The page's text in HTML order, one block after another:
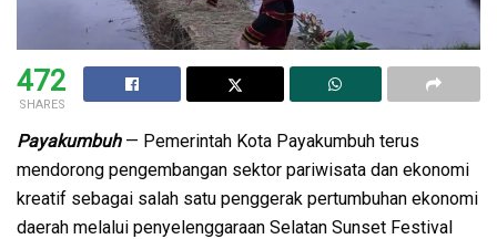
472
SHARES
Payakumbuh— Pemerintah Kota Payakumbuh terus
mendorong pengembangan sektor pariwisata dan ekonomi
kreatif sebagai salah satu penggerak pertumbuhan ekonomi
daerah melalui penyelenggaraan Selatan Sunset Festival